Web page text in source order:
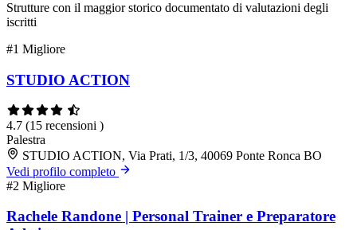
Strutture con il maggior storico documentato di valutazioni degli
iscritti
#1 Migliore
STUDIO ACTION
4.7 (15 recensioni )
Palestra
STUDIO ACTION, Via Prati, 1/3, 40069 Ponte Ronca BO
Vedi profilo completo
#2 Migliore
Rachele Randone | Personal Trainer e Preparatore